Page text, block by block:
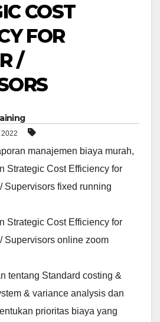
COST
FOR
/
2022
manajemen biaya murah,
Strategic Cost Efficiency for
Supervisors fixed running
Strategic Cost Efficiency for
Supervisors online zoom
tentang Standard costing &
& variance analysis dan
prioritas biaya yang